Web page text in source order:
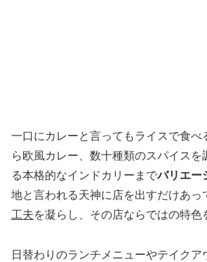
一口にカレーと言ってもライスで食べ
ら欧風カレー、数十種類のスパイスを
る本格的なインドカリーまでバリエー
地と言われる天神に店を出すだけあっ
工夫を凝らし、その店ならではの特色
日替わりのランチメニューやテイクア